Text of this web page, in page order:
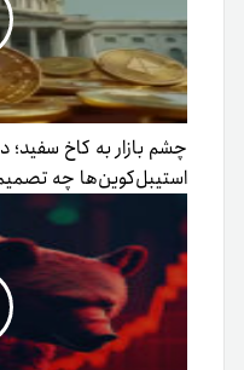
چشم بازار به کاخ سفید؛
استیبل‌کوین‌ها چه